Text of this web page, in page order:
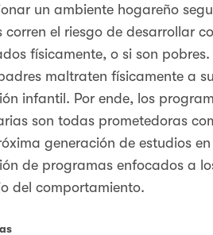
un ambiente hogareño
corren el riesgo de desarrollar
físicamente, o si son
maltraten físicamente a
infantil. Por ende, los
son todas prometedoras
generación de estudios
de programas enfocados a
del comportamiento.